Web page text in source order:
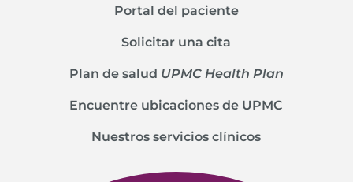
Portal del paciente
Solicitar una cita
Plan de salud UPMC Health Plan
Encuentre ubicaciones de UPMC
Nuestros servicios clínicos